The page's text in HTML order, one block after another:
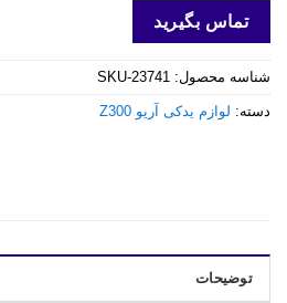
تماس بگیرید
شناسه محصول: SKU-23741
دسته: لوازم یدکی آریو Z300
توضیحات